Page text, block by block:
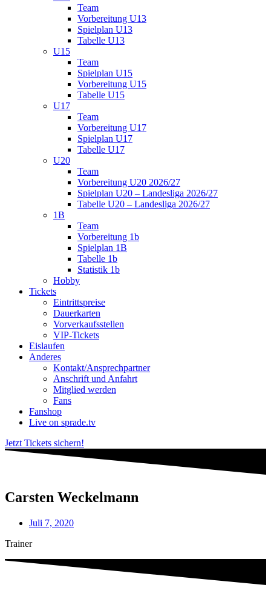
Team
Vorbereitung U13
Spielplan U13
Tabelle U13
U15
Team
Spielplan U15
Vorbereitung U15
Tabelle U15
U17
Team
Vorbereitung U17
Spielplan U17
Tabelle U17
U20
Team
Vorbereitung U20 2026/27
Spielplan U20 – Landesliga 2026/27
Tabelle U20 – Landesliga 2026/27
1B
Team
Vorbereitung 1b
Spielplan 1B
Tabelle 1b
Statistik 1b
Hobby
Tickets
Eintrittspreise
Dauerkarten
Vorverkaufsstellen
VIP-Tickets
Eislaufen
Anderes
Kontakt/Ansprechpartner
Anschrift und Anfahrt
Mitglied werden
Fans
Fanshop
Live on sprade.tv
Jetzt Tickets sichern!
Carsten Weckelmann
Juli 7, 2020
Trainer